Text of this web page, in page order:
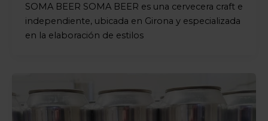
SOMA BEER SOMA BEER es una cervecera craft e
independiente, ubicada en Girona y especializada
en la elaboración de estilos